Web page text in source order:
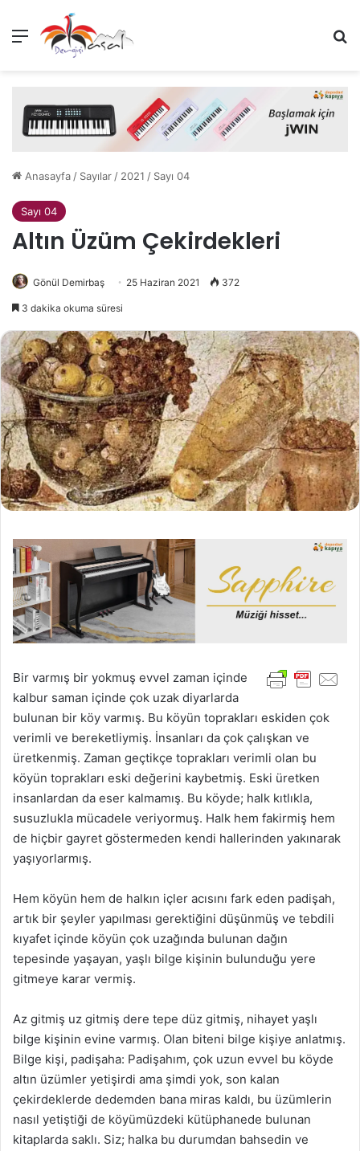
Menü
Anasayfa / Sayılar / 2021 / Sayı 04
Sayı 04
Altın Üzüm Çekirdekleri
Gönül Demirbaş 25 Haziran 2021 372
3 dakika okuma süresi
Bir varmış bir yokmuş evvel zaman içinde
kalbur saman içinde çok uzak diyarlarda
bulunan bir köy varmış. Bu köyün toprakları eskiden çok
verimli ve bereketliymiş. İnsanları da çok çalışkan ve
üretkenmiş. Zaman geçtikçe toprakları verimli olan bu
köyün toprakları eski değerini kaybetmiş. Eski üretken
insanlardan da eser kalmamış. Bu köyde; halk kıtlıkla,
susuzlukla mücadele veriyormuş. Halk hem fakirmiş hem
de hiçbir gayret göstermeden kendi hallerinden yakınarak
yaşıyorlarmış.
Hem köyün hem de halkın içler acısını fark eden padişah,
artık bir şeyler yapılması gerektiğini düşünmüş ve tebdili
kıyafet içinde köyün çok uzağında bulunan dağın
tepesinde yaşayan, yaşlı bilge kişinin bulunduğu yere
gitmeye karar vermiş.
Az gitmiş uz gitmiş dere tepe düz gitmiş, nihayet yaşlı
bilge kişinin evine varmış. Olan biteni bilge kişiye anlatmış.
Bilge kişi, padişaha: Padişahım, çok uzun evvel bu köyde
altın üzümler yetişirdi ama şimdi yok, son kalan
çekirdeklerde dedemden bana miras kaldı, bu üzümlerin
nasıl yetiştiği de köyümüzdeki kütüphanede bulunan
kitaplarda saklı. Siz; halka bu durumdan bahsedin ve